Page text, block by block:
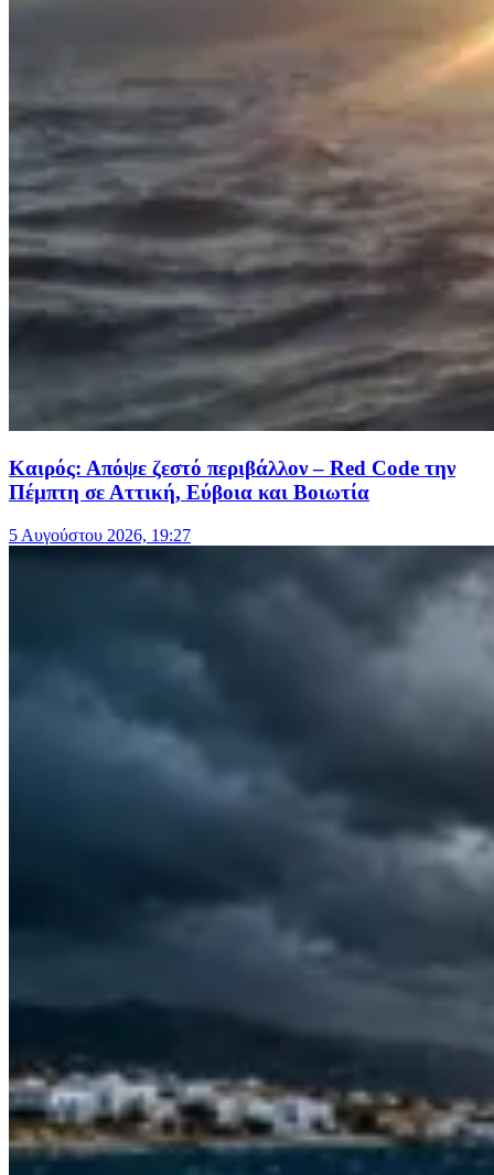
Καιρός: Απόψε ζεστό περιβάλλον – Red Code την
Πέμπτη σε Αττική, Εύβοια και Βοιωτία
5 Αυγούστου 2026, 19:27